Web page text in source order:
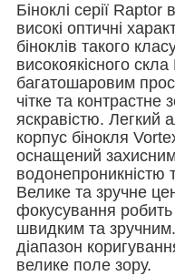
Біноклі серії
високі оптичні
біноклів такого
високоякісного
багатошаровим
чітке та
яскравістю. Легкий
корпус бінокля
оснащений
водонепроникністю
Велике та зручне
фокусування
швидким та
діапазон
велике поле зору.